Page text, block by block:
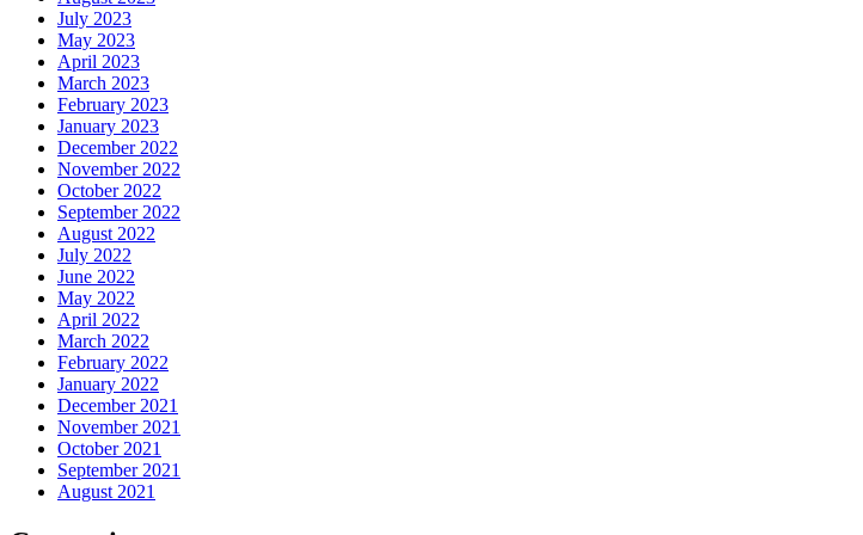
July 2023
May 2023
April 2023
March 2023
February 2023
January 2023
December 2022
November 2022
October 2022
September 2022
August 2022
July 2022
June 2022
May 2022
April 2022
March 2022
February 2022
January 2022
December 2021
November 2021
October 2021
September 2021
August 2021